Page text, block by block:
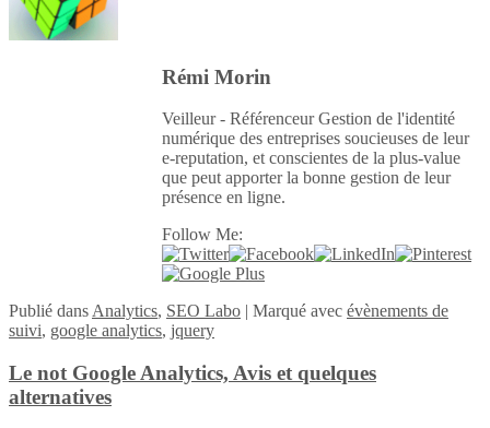
Rémi Morin
Veilleur - Référenceur Gestion de l'identité
numérique des entreprises soucieuses de leur
e-reputation, et conscientes de la plus-value
que peut apporter la bonne gestion de leur
présence en ligne.
Follow Me:
Publié dans Analytics, SEO Labo | Marqué avec évènements de
suivi, google analytics, jquery
Le not Google Analytics, Avis et quelques
alternatives